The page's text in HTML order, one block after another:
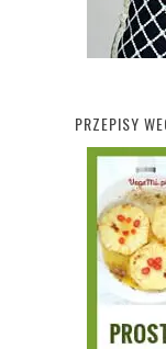
PRZEPISY